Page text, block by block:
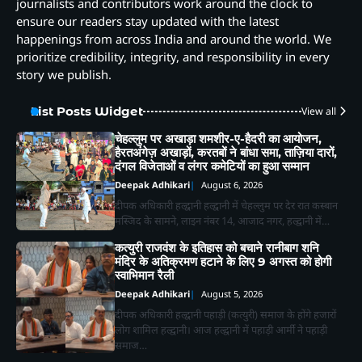
ensure our readers stay updated with the latest
happenings from across India and around the world. We
prioritize credibility, integrity, and responsibility in every
story we publish.
List Posts Widget View all
चेहल्लुम पर अखाड़ा शमशीर-ए-हैदरी का आयोजन,
हैरतअंगेज़ अखाड़ों, करतबों ने बांधा समा, ताज़िया दारों,
दंगल विजेताओं व लंगर कमेटियों का हुआ सम्मान
Deepak Adhikari August 6, 2026
दीपक अधिकारी हल्द्वानी हल्द्वानी में चेहल्लुम पर देर रात कस्बान
मस्जिद के सामने, लाइन नंबर 14, आजाद नगर, हल्द्वानी में…
कत्युरी राजवंश के इतिहास को बचाने रानीबाग शनि
मंदिर के अतिक्रमण हटाने के लिए 9 अगस्त को होगी
स्वाभिमान रैली
Deepak Adhikari August 5, 2026
दीपक अधिकारी हल्द्वानी पहाड़ी (कत्युरी) समाज के होंगे हजारों
लोग शामिल हल्द्वानी। आज हल्द्वानी में पहाड़ी आर्मी ने पहाड़ी
समाज…